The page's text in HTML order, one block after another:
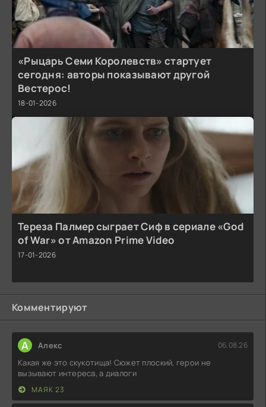
«Рыцарь Семи Королевств» стартует
сегодня: авторы показывают другой
Вестерос!
18-01-2026
Тереза Палмер сыграет Сиф в сериале «God
of War» от Amazon Prime Video
17-01-2026
Комментируют
А Алекс 06.08.26
Какая же это скукотища! Сюжет плоский, герои не
вызывают интереса, а диалоги
МАЯК 23